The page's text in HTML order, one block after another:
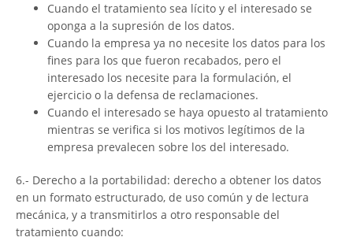
Cuando el tratamiento sea lícito y el interesado se
oponga a la supresión de los datos.
Cuando la empresa ya no necesite los datos para los
fines para los que fueron recabados, pero el
interesado los necesite para la formulación, el
ejercicio o la defensa de reclamaciones.
Cuando el interesado se haya opuesto al tratamiento
mientras se verifica si los motivos legítimos de la
empresa prevalecen sobre los del interesado.
6.- Derecho a la portabilidad: derecho a obtener los datos
en un formato estructurado, de uso común y de lectura
mecánica, y a transmitirlos a otro responsable del
tratamiento cuando: